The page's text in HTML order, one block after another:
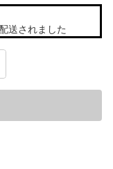
送されました